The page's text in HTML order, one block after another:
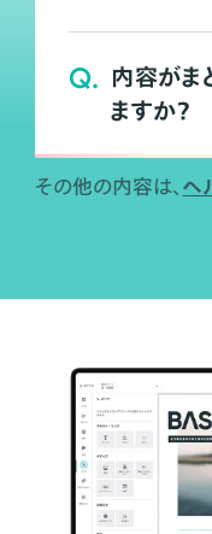
Q. 内容がま
ますか？
その他の内容は、 ヘ